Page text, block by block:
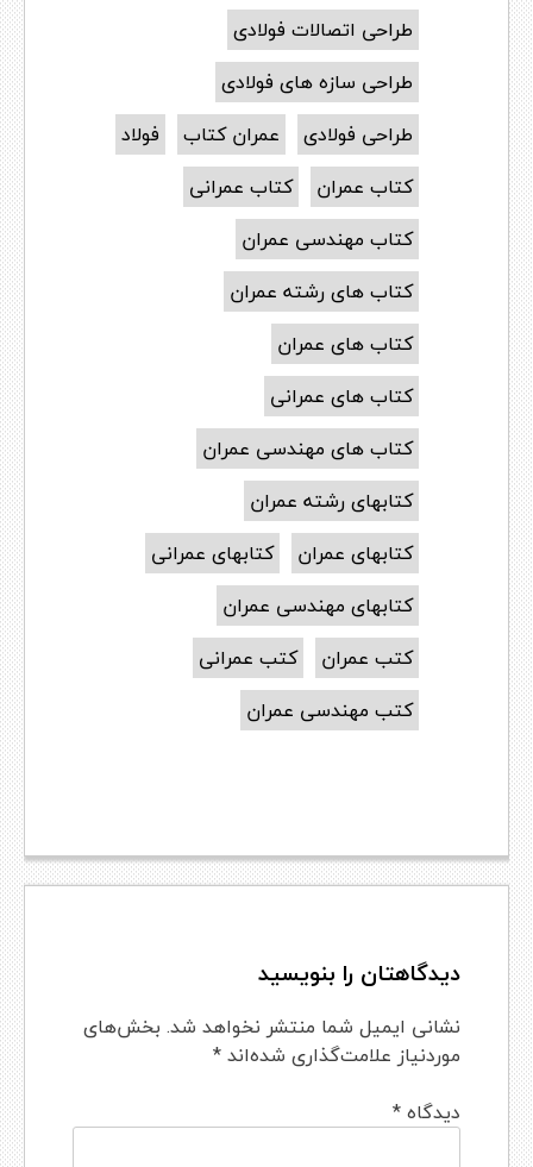
طراحی اتصالات فولادی
طراحی سازه های فولادی
طراحی فولادی
عمران کتاب
فولاد
کتاب عمران
کتاب عمرانی
کتاب مهندسی عمران
کتاب های رشته عمران
کتاب های عمران
کتاب های عمرانی
کتاب های مهندسی عمران
کتابهای رشته عمران
کتابهای عمران
کتابهای عمرانی
کتابهای مهندسی عمران
کتب عمران
کتب عمرانی
کتب مهندسی عمران
دیدگاهتان را بنویسید
نشانی ایمیل شما منتشر نخواهد شد. بخش‌های
موردنیاز علامت‌گذاری شده‌اند*
دیدگاه*